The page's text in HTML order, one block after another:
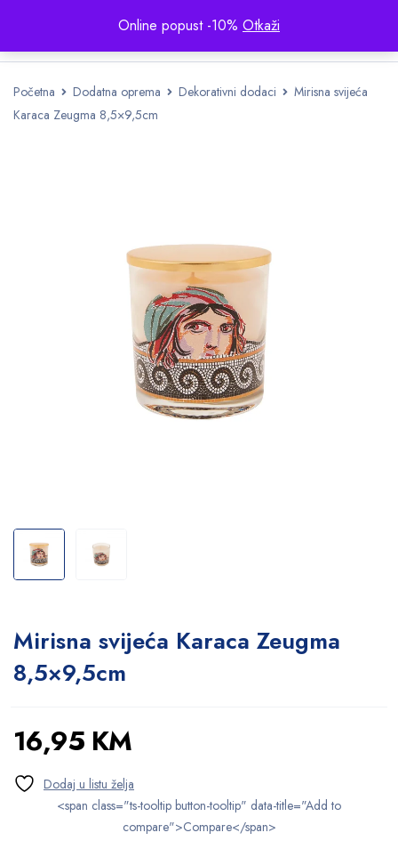
Online popust -10% Otkaži
Početna Dodatna oprema Dekorativni dodaci
Mirisna svijeća
Karaca Zeugma 8,5×9,5cm
Mirisna svijeća Karaca Zeugma
8,5×9,5cm
16,95 KM
<span class="ts-tooltip button-tooltip" data-title="Add to
compare">Compare</span>